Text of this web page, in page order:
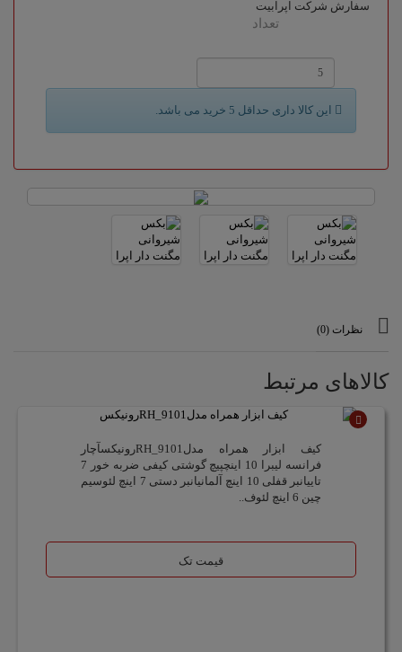
سفارش شرکت اپرابیت
تعداد
این کالا داری حداقل 5 خرید می باشد.
نظرات (0)
کالاهای مرتبط
کیف ابزار همراه مدلRH_9101رونیکسآچار
فرانسه لیبرا 10 اینچپیچ گوشتی کیفی ضربه خور 7
تاییانبر قفلی 10 اینچ آلمانیانبر دستی 7 اینچ لئوسیم
چین 6 اینچ لئوف..
قیمت تک